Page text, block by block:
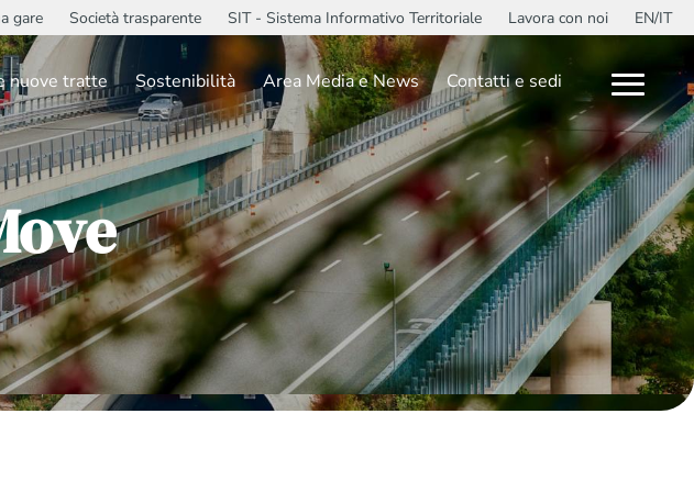
gare Società trasparente SIT - Sistema Informativo Territoriale Lavora con noi EN/IT
nuove tratte Sostenibilità Area Media e News Contatti e sedi